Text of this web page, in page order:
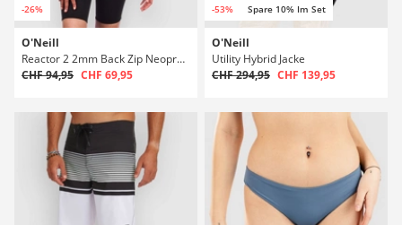
-26%
O'Neill
Reactor 2 2mm Back Zip Neoprenanzug
CHF 94,95 CHF 69,95
-53% Spare 10% Im Set
O'Neill
Utility Hybrid Jacke
CHF 294,95 CHF 139,95